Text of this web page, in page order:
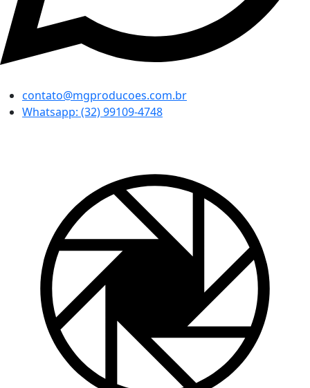
contato@mgproducoes.com.br
Whatsapp: (32) 99109-4748